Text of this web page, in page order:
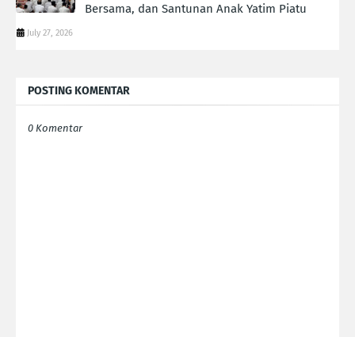
Bersama, dan Santunan Anak Yatim Piatu
July 27, 2026
POSTING KOMENTAR
0 Komentar